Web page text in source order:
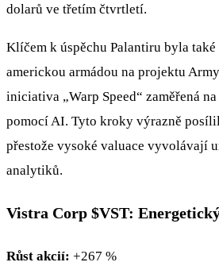
dolarů ve třetím čtvrtletí.
Klíčem k úspěchu Palantiru byla také
americkou armádou na projektu
iniciativa „Warp Speed“ zaměřená
pomocí AI. Tyto kroky výrazně
přestože vysoké valuace vyvolávají
analytiků.
Vistra Corp $VST:
Růst akcií: +267 %